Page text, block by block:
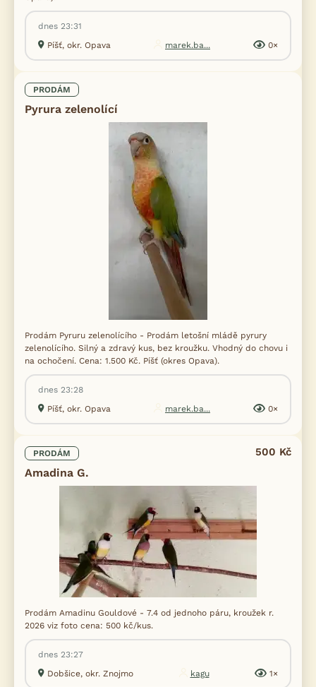
dnes 23:31
Píšť, okr. Opava
marek.ba... 0×
PRODÁM
Pyrura zelenolící
Prodám Pyruru zelenolícího - Prodám letošní mládě pyrury
zelenolícího. Silný a zdravý kus, bez kroužku. Vhodný do chovu i
na ochočení. Cena: 1.500 Kč. Píšť (okres Opava).
dnes 23:28
Píšť, okr. Opava
marek.ba... 0×
PRODÁM
Amadina G.
500 Kč
Prodám Amadinu Gouldové - 7.4 od jednoho páru, kroužek r.
2026 viz foto cena: 500 kč/kus.
dnes 23:27
Dobšice, okr. Znojmo
kagu 1×